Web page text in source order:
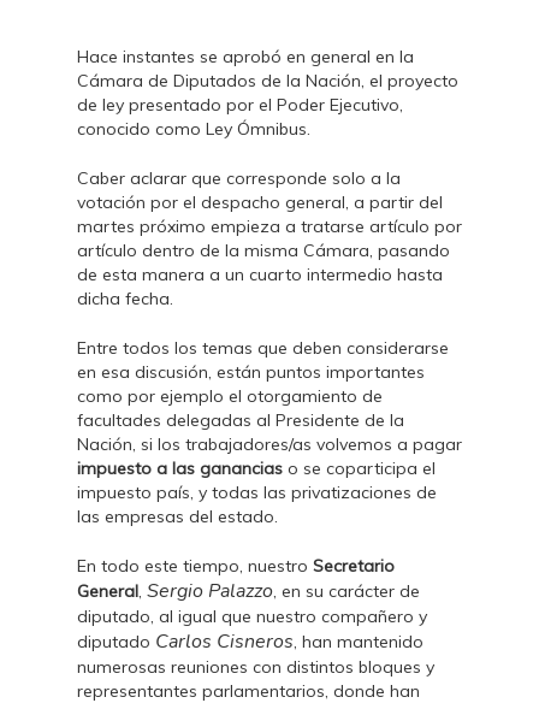
Hace instantes se aprobó en general en la
Cámara de Diputados de la Nación, el proyecto
de ley presentado por el Poder Ejecutivo,
conocido como Ley Ómnibus.
Caber aclarar que corresponde solo a la
votación por el despacho general, a partir del
martes próximo empieza a tratarse artículo por
artículo dentro de la misma Cámara, pasando
de esta manera a un cuarto intermedio hasta
dicha fecha.
Entre todos los temas que deben considerarse
en esa discusión, están puntos importantes
como por ejemplo el otorgamiento de
facultades delegadas al Presidente de la
Nación, si los trabajadores/as volvemos a pagar
impuesto a las ganancias o se coparticipa el
impuesto país, y todas las privatizaciones de
las empresas del estado.
En todo este tiempo, nuestro Secretario
General, Sergio Palazzo, en su carácter de
diputado, al igual que nuestro compañero y
diputado Carlos Cisneros, han mantenido
numerosas reuniones con distintos bloques y
representantes parlamentarios, donde han